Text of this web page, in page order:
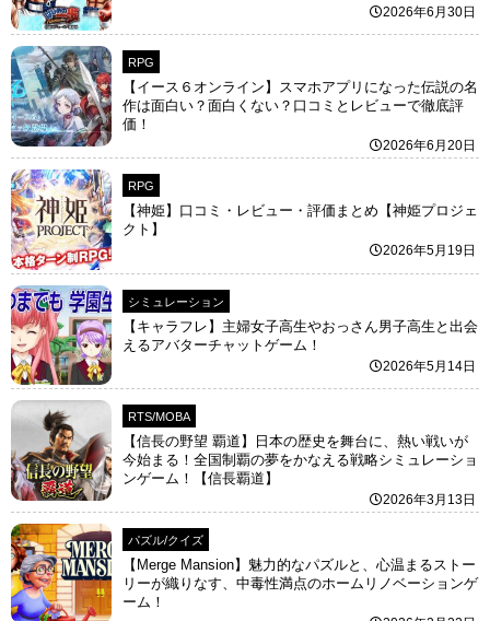
2026年6月30日
RPG
【イース６オンライン】スマホアプリになった伝説の名
作は面白い？面白くない？口コミとレビューで徹底評
価！
2026年6月20日
RPG
【神姫】口コミ・レビュー・評価まとめ【神姫プロジェ
クト】
2026年5月19日
シミュレーション
【キャラフレ】主婦女子高生やおっさん男子高生と出会
えるアバターチャットゲーム！
2026年5月14日
RTS/MOBA
【信長の野望 覇道】日本の歴史を舞台に、熱い戦いが
今始まる！全国制覇の夢をかなえる戦略シミュレーショ
ンゲーム！【信長覇道】
2026年3月13日
パズル/クイズ
【Merge Mansion】魅力的なパズルと、心温まるストー
リーが織りなす、中毒性満点のホームリノベーションゲ
ーム！